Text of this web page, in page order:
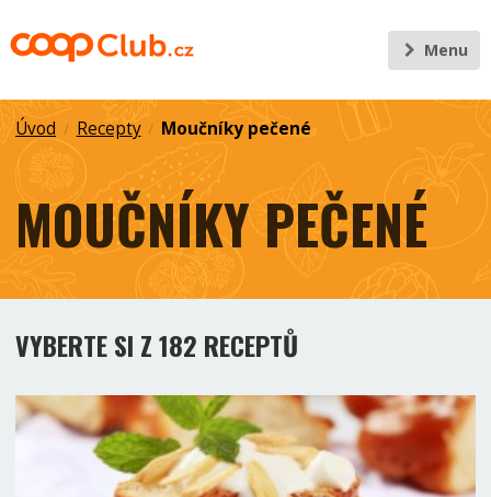
Menu
Úvod / Recepty / Moučníky pečené
MOUČNÍKY PEČENÉ
VYBERTE SI Z 182 RECEPTŮ